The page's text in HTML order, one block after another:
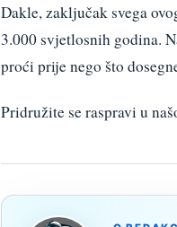
Dakle, zaključak svega
3.000 svjetlosnih godina.
proći prije nego što
Pridružite se raspravi u